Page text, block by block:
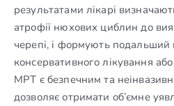
результатами лікарі
атрофії нюхових циблин до
черепі, і формують подальший
консервативного лікування
МРТ є безпечним та
дозволяє отримати об’ємне